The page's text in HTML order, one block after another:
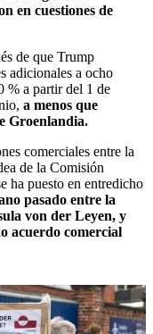
en cuestiones de
de que Trump
adicionales a ocho
% a partir del 1 de
a menos que
Groenlandia.
comerciales entre la
de la Comisión
ha puesto en entredicho
pasado entre la
von der Leyen, y
acuerdo comercial